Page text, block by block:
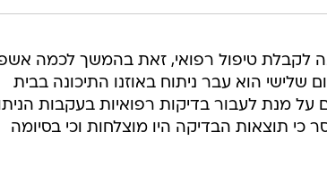
לקבלת טיפול רפואי, זאת בהמשך לכמה
שלישי הוא עבר ניתוח באוזנו התיכונה בבית
מנת לעבור בדיקות רפואיות בעקבות
כי תוצאות הבדיקה היו מוצלחות וכי בסיומה